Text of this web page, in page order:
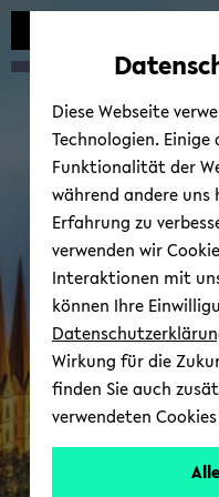
Diese Webseite
Technologien.
Funktionalität der
während andere uns
Erfahrung zu
verwenden wir
Interaktionen mit
können Ihre
Wirkung für die
finden Sie auch
verwendeten